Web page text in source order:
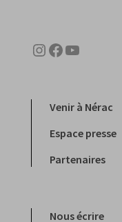
Instagram
Facebook
YouTube
Venir à Nérac
Espace presse
Partenaires
Nous écrire